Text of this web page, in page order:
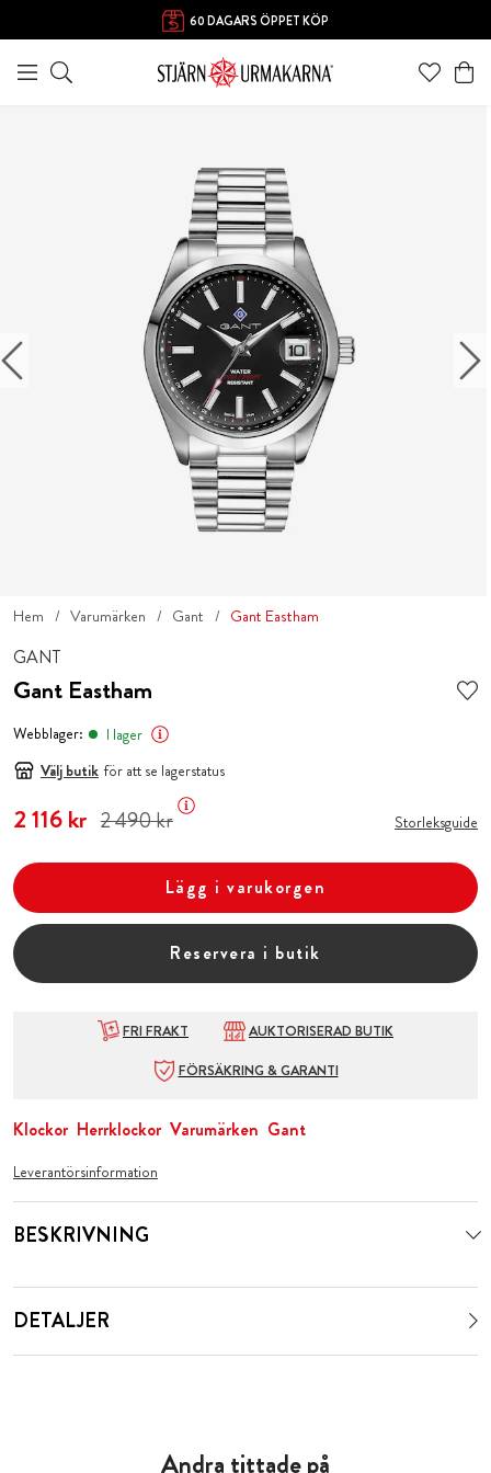
60 DAGARS ÖPPET KÖP
Hem Varumärken Gant Gant Eastham
GANT
Gant Eastham
Webblager:
I lager
Välj butik för att se lagerstatus
Nuvarande pris:2 116 krTidigare pris
2 116 kr 2 490 kr Storleksguide
Lägg i varukorgen
Reservera i butik
FRI FRAKT
AUKTORISERAD BUTIK
FÖRSÄKRING & GARANTI
Klockor Herrklockor Varumärken Gant
Leverantörsinformation
BESKRIVNING
DETALJER
Andra tittade på